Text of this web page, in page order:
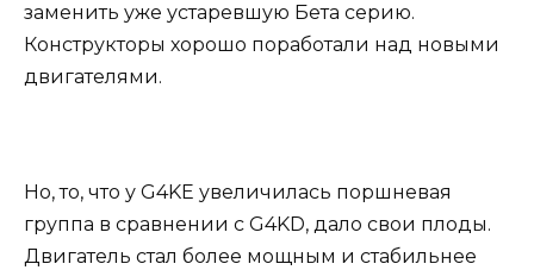
заменить уже устаревшую Бета серию.
Конструкторы хорошо поработали над новыми
двигателями.
Но, то, что у G4KE увеличилась поршневая
группа в сравнении с G4KD, дало свои плоды.
Двигатель стал более мощным и стабильнее